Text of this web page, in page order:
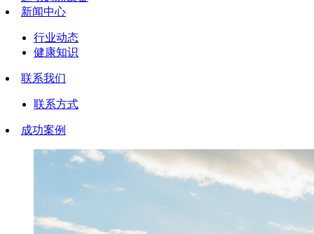
新闻中心
行业动态
健康知识
联系我们
联系方式
成功案例